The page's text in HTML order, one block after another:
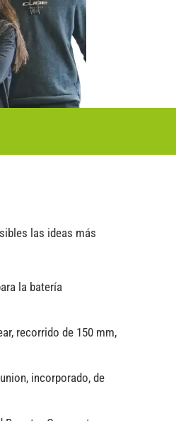
las ideas más
la batería
recorrido de 150 mm,
incorporado, de